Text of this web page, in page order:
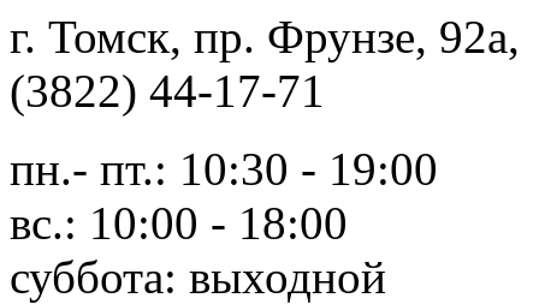
г. Томск, пр. Фрунзе,
(3822) 44-17-71
пн.- пт.: 10:30 - 19:00
вс.: 10:00 - 18:00
суббота: выходной